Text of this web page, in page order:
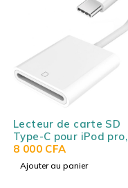
Lecteur de carte SD
Type-C pour iPod pro,
MAC et Android D-
USB-C SD CARD
D-118
8 000 CFA
Ajouter au panier